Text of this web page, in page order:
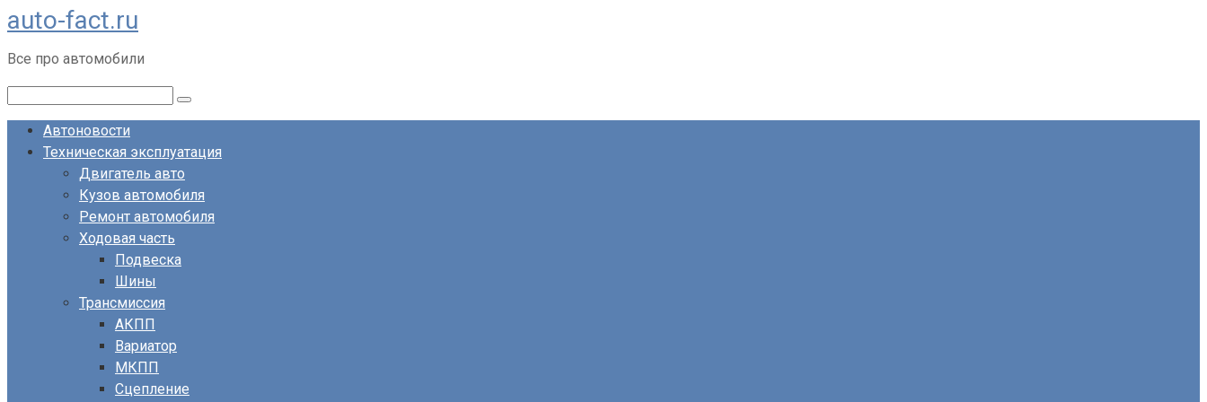
Перейти
к
контенту
auto-fact.ru
Все про автомобили
Автоновости
Техническая эксплуатация
Двигатель авто
Кузов автомобиля
Ремонт автомобиля
Ходовая часть
Подвеска
Шины
Трансмиссия
АКПП
Вариатор
МКПП
Сцепление